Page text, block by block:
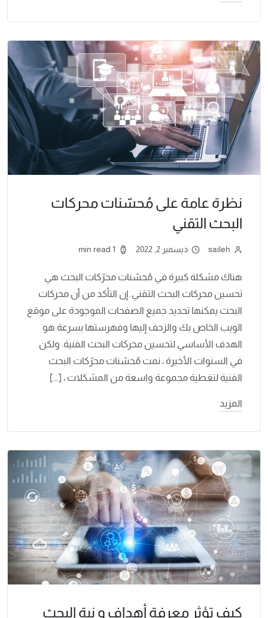
نظرة عامة على مُحسّنات محركات
البحث التقني
saileh ديسمبر 2, 2022 1 min read
هناك مشكلة كبيرة في مُحسّنات محرّكات البحث هي
تحسين محركات البحث التقني. إن التأكد من أن محركات
البحث يمكنها تحديد جميع الصفحات الموجودة على موقع
الويب الخاص بك والزحف إليها وفهرستها بسرعة هو
الهدف الأساسي لتحسين محركات البحث الفنية. ولكن
في السنوات الأخيرة ، نمت مُحسّنات محرّكات البحث
الفنية لتغطية مجموعة واسعة من المشكلات ، […]
المزيد
كيف تؤثر معرفة أهداف و نية البحث